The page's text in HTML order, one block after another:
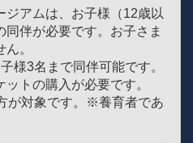
ジアムは、お子様（12歳以
伴が必要です。お子さま
。
様3名まで同伴可能です。
トの購入が必要です。
が対象です。※養育者であ